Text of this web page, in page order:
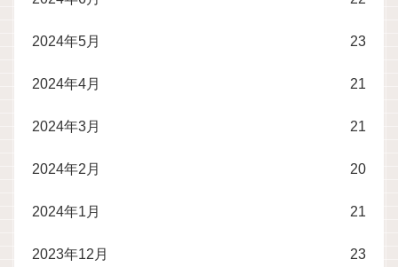
2024年5月 23
2024年4月 21
2024年3月 21
2024年2月 20
2024年1月 21
2023年12月 23